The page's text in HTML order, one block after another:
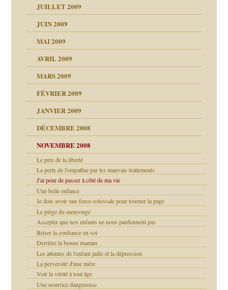
JUILLET 2009
JUIN 2009
MAI 2009
AVRIL 2009
MARS 2009
FÉVRIER 2009
JANVIER 2009
DÉCEMBRE 2008
NOVEMBRE 2008
Le prix de la liberté
La perte de l'empathie par les mauvais traitements
J'ai peur de passer à côté de ma vie
Une belle enfance
Je dois avoir une force colossale pour tourner la page
Le piège du mensonge
Accepter que nos enfants ne nous pardonnent pas
Briser la confiance en soi
Derrière la bonne maman
Les attentes de l'enfant jadis et la dépression
La perversité d'une mère
Voir la vérité à tout âge
Une nourrice dangereuse